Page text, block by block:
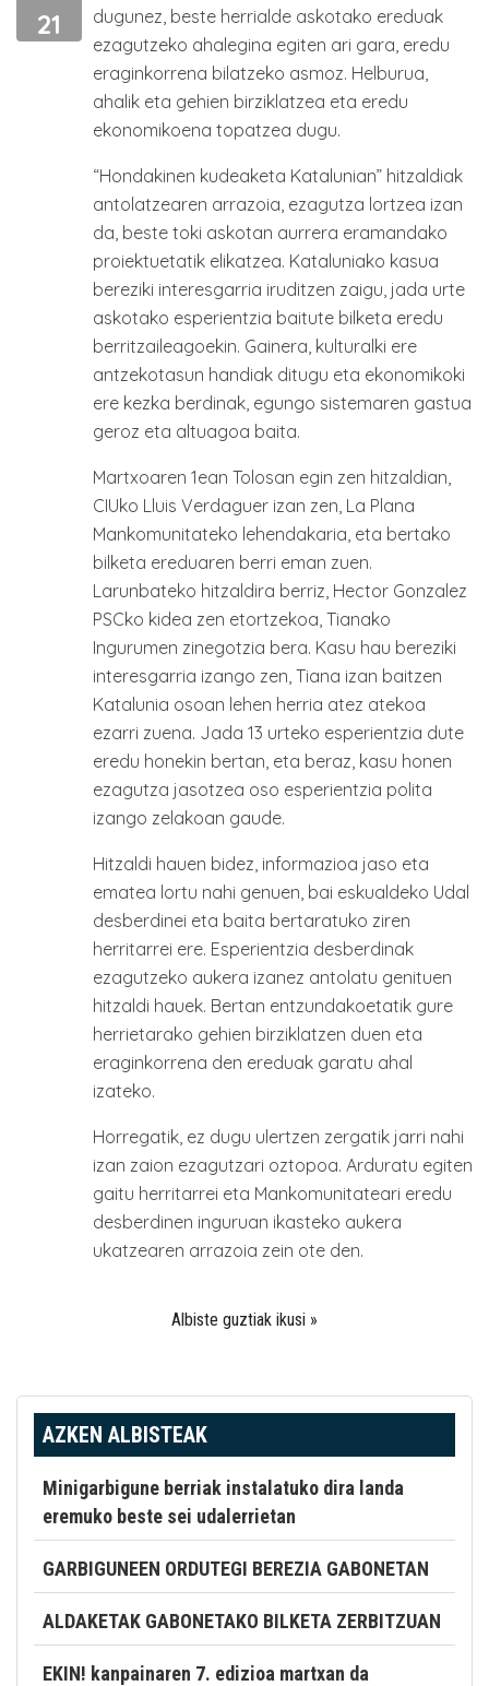
21
dugunez, beste herrialde askotako ereduak
ezagutzeko ahalegina egiten ari gara, eredu
eraginkorrena bilatzeko asmoz. Helburua,
ahalik eta gehien birziklatzea eta eredu
ekonomikoena topatzea dugu.
“Hondakinen kudeaketa Katalunian” hitzaldiak
antolatzearen arrazoia, ezagutza lortzea izan
da, beste toki askotan aurrera eramandako
proiektuetatik elikatzea. Kataluniako kasua
bereziki interesgarria iruditzen zaigu, jada urte
askotako esperientzia baitute bilketa eredu
berritzaileagoekin. Gainera, kulturalki ere
antzekotasun handiak ditugu eta ekonomikoki
ere kezka berdinak, egungo sistemaren gastua
geroz eta altuagoa baita.
Martxoaren 1ean Tolosan egin zen hitzaldian,
CIUko Lluis Verdaguer izan zen, La Plana
Mankomunitateko lehendakaria, eta bertako
bilketa ereduaren berri eman zuen.
Larunbateko hitzaldira berriz, Hector Gonzalez
PSCko kidea zen etortzekoa, Tianako
Ingurumen zinegotzia bera. Kasu hau bereziki
interesgarria izango zen, Tiana izan baitzen
Katalunia osoan lehen herria atez atekoa
ezarri zuena. Jada 13 urteko esperientzia dute
eredu honekin bertan, eta beraz, kasu honen
ezagutza jasotzea oso esperientzia polita
izango zelakoan gaude.
Hitzaldi hauen bidez, informazioa jaso eta
ematea lortu nahi genuen, bai eskualdeko Udal
desberdinei eta baita bertaratuko ziren
herritarrei ere. Esperientzia desberdinak
ezagutzeko aukera izanez antolatu genituen
hitzaldi hauek. Bertan entzundakoetatik gure
herrietarako gehien birziklatzen duen eta
eraginkorrena den ereduak garatu ahal
izateko.
Horregatik, ez dugu ulertzen zergatik jarri nahi
izan zaion ezagutzari oztopoa. Arduratu egiten
gaitu herritarrei eta Mankomunitateari eredu
desberdinen inguruan ikasteko aukera
ukatzearen arrazoia zein ote den.
Albiste guztiak ikusi »
AZKEN ALBISTEAK
Minigarbigune berriak instalatuko dira landa
eremuko beste sei udalerrietan
GARBIGUNEEN ORDUTEGI BEREZIA GABONETAN
ALDAKETAK GABONETAKO BILKETA ZERBITZUAN
EKIN! kanpainaren 7. edizioa martxan da